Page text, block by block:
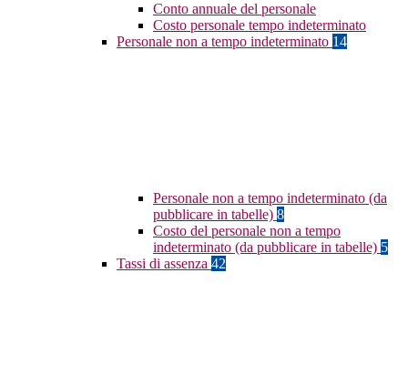
Conto annuale del personale
Costo personale tempo indeterminato
Personale non a tempo indeterminato 14
Personale non a tempo indeterminato (da
pubblicare in tabelle) 8
Costo del personale non a tempo
indeterminato (da pubblicare in tabelle) 5
Tassi di assenza 42